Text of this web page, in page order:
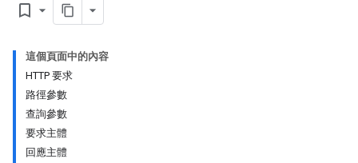
bookmark_border
這個頁面中的內容
HTTP 要求
路徑參數
查詢參數
要求主體
回應主體